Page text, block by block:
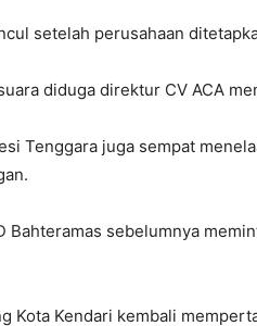
setelah perusahaan
diduga direktur CV ACA
Tenggara juga sempat
Bahteramas sebelumnya
Kota Kendari kembali